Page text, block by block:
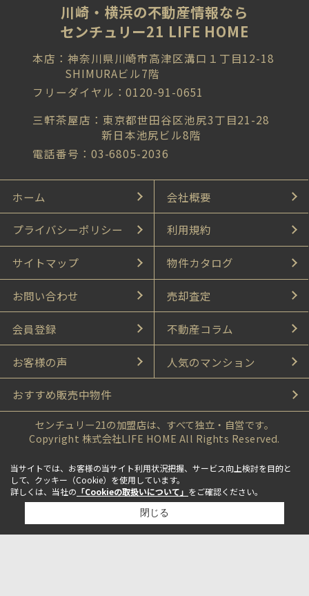
川崎・横浜の不動産情報なら
センチュリー21 LIFE HOME
本店：神奈川県川崎市高津区溝口１丁目12-18
SHIMURAビル7階
フリーダイヤル：0120-91-0651
三軒茶屋店：東京都世田谷区池尻3丁目21-28
新日本池尻ビル8階
電話番号：03-6805-2036
ホーム 会社概要
プライバシーポリシー 利用規約
サイトマップ 物件カタログ
お問い合わせ 売却査定
会員登録 不動産コラム
お客様の声 人気のマンション
おすすめ販売中物件
センチュリー21の加盟店は、すべて独立・自営です。
Copyright 株式会社LIFE HOME All Rights Reserved.
当サイトでは、お客様の当サイト利用状況把握、サービス向上検討を目的と
して、クッキー（Cookie）を使用しています。
詳しくは、当社の 「Cookieの取扱いについて」 をご確認ください。
閉じる